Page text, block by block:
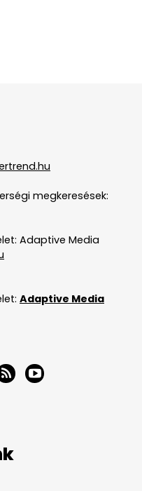
megkeresések:
Adaptive Media
Adaptive Media